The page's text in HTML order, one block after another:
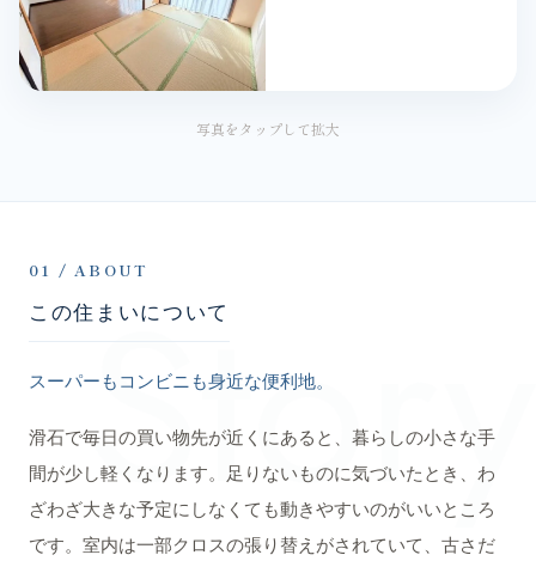
写真をタップして拡大
Story
01 / ABOUT
この住まいについて
スーパーもコンビニも身近な便利地。
滑石で毎日の買い物先が近くにあると、暮らしの小さな手
間が少し軽くなります。足りないものに気づいたとき、わ
ざわざ大きな予定にしなくても動きやすいのがいいところ
です。室内は一部クロスの張り替えがされていて、古さだ